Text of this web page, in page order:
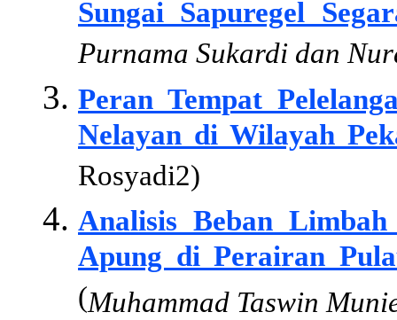
Sungai Sapuregel
Purnama Sukardi dan
Peran Tempat
Nelayan di Wilayah
Rosyadi2)
Analisis Beban
Apung di Perairan
(Muhammad Taswin